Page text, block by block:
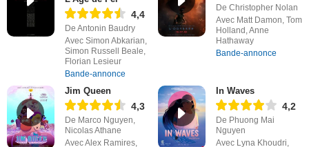
4,4
De Antonin Baudry
Avec Simon Abkarian,
Simon Russell Beale,
Florian Lesieur
Bande-annonce
De Christopher Nolan
Avec Matt Damon, Tom
Holland, Anne
Hathaway
Bande-annonce
Jim Queen
4,3
De Marco Nguyen,
Nicolas Athane
Avec Alex Ramires,
In Waves
4,2
De Phuong Mai
Nguyen
Avec Lyna Khoudri,